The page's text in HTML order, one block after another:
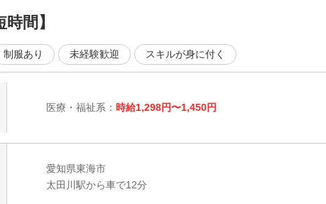
間】
制服あり 未経験歓迎 スキルが身に付く
医療・福祉系： 時給1,298円〜1,450円
愛知県東海市
太田川駅から車で12分